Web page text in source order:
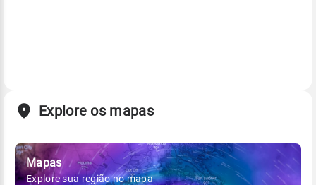
Explore os mapas
Mapas
Explore sua região no mapa